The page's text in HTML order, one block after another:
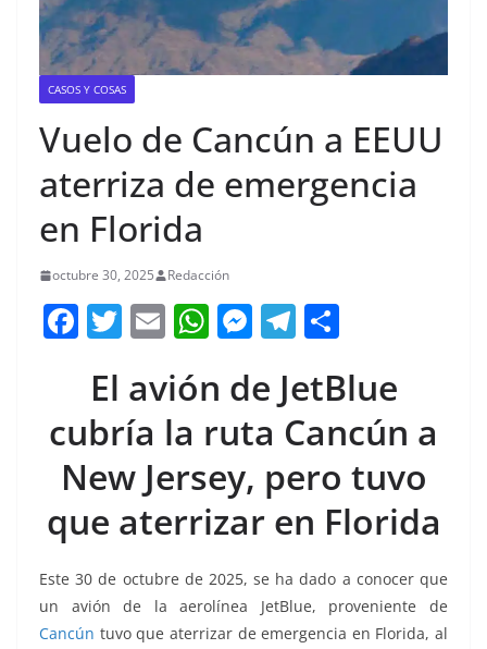
CASOS Y COSAS
Vuelo de Cancún a EEUU
aterriza de emergencia
en Florida
octubre 30, 2025 Redacción
F
c
e
b
o
o
k
T
itt
er
E
ai
l
W
at
s
A
p
p
M
ss
e
n
g
er
T
e
gr
a
m
m
p
ar
tir
El avión de JetBlue
cubría la ruta Cancún a
New Jersey, pero tuvo
que aterrizar en Florida
Este 30 de octubre de 2025, se ha dado a conocer que
un avión de la aerolínea JetBlue, proveniente de
Cancún tuvo que aterrizar de emergencia en Florida, al